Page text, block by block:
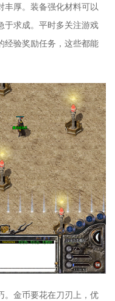
丰厚。装备强化材料可以
于求成。平时多关注游戏
经验奖励任务，这些都能
。金币要花在刀刃上，优